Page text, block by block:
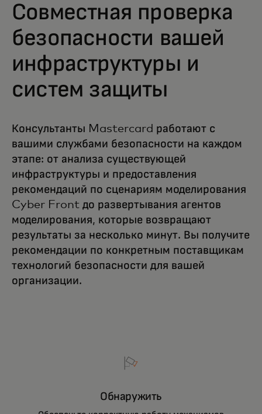
Совместная проверка
безопасности вашей
инфраструктуры и
систем защиты
Консультанты Mastercard работают с
вашими службами безопасности на каждом
этапе: от анализа существующей
инфраструктуры и предоставления
рекомендаций по сценариям моделирования
Cyber Front до развертывания агентов
моделирования, которые возвращают
результаты за несколько минут. Вы получите
рекомендации по конкретным поставщикам
технологий безопасности для вашей
организации.
Обнаружить